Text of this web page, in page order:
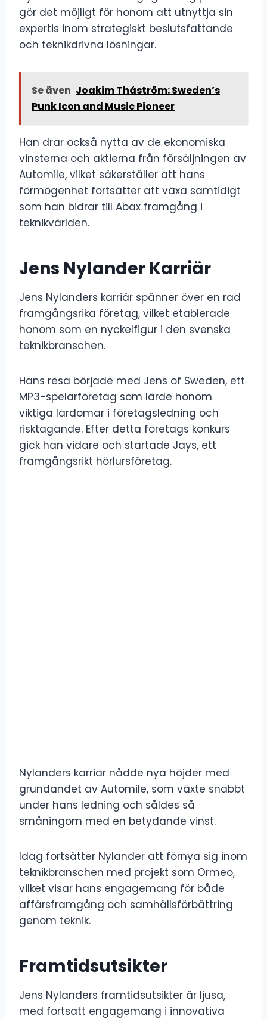
gör det möjligt för honom att utnyttja sin
expertis inom strategiskt beslutsfattande
och teknikdrivna lösningar.
Se även Joakim Thåström: Sweden’s
Punk Icon and Music Pioneer
Han drar också nytta av de ekonomiska
vinsterna och aktierna från försäljningen av
Automile, vilket säkerställer att hans
förmögenhet fortsätter att växa samtidigt
som han bidrar till Abax framgång i
teknikvärlden.
Jens Nylander Karriär
Jens Nylanders karriär spänner över en rad
framgångsrika företag, vilket etablerade
honom som en nyckelfigur i den svenska
teknikbranschen.
Hans resa började med Jens of Sweden, ett
MP3-spelarföretag som lärde honom
viktiga lärdomar i företagsledning och
risktagande. Efter detta företags konkurs
gick han vidare och startade Jays, ett
framgångsrikt hörlursföretag.
Nylanders karriär nådde nya höjder med
grundandet av Automile, som växte snabbt
under hans ledning och såldes så
småningom med en betydande vinst.
Idag fortsätter Nylander att förnya sig inom
teknikbranschen med projekt som Ormeo,
vilket visar hans engagemang för både
affärsframgång och samhällsförbättring
genom teknik.
Framtidsutsikter
Jens Nylanders framtidsutsikter är ljusa,
med fortsatt engagemang i innovativa